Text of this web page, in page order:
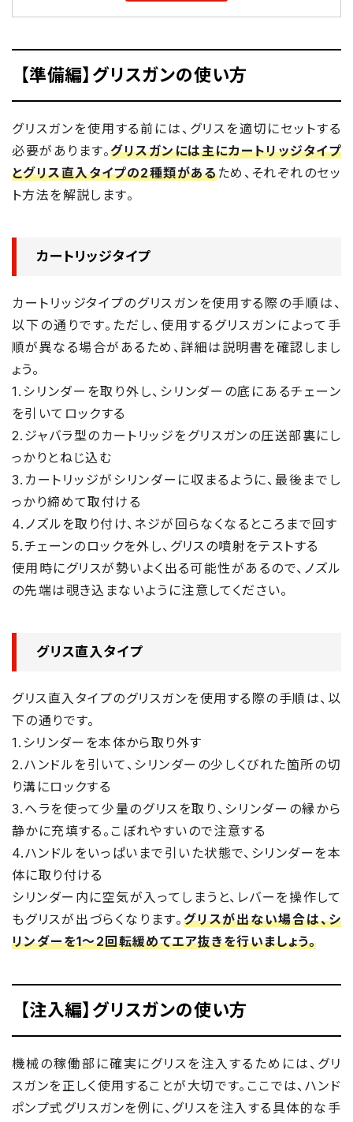
【準備編】グリスガンの使い方
グリスガンを使用する前には、グリスを適切にセットする
必要があります。グリスガンには主にカートリッジタイプ
とグリス直入タイプの2種類があるため、それぞれのセッ
ト方法を解説します。
カートリッジタイプ
カートリッジタイプのグリスガンを使用する際の手順は、
以下の通りです。ただし、使用するグリスガンによって手
順が異なる場合があるため、詳細は説明書を確認しまし
ょう。
1.シリンダーを取り外し、シリンダーの底にあるチェーン
を引いてロックする
2.ジャバラ型のカートリッジをグリスガンの圧送部裏にし
っかりとねじ込む
3.カートリッジがシリンダーに収まるように、最後までし
っかり締めて取付ける
4.ノズルを取り付け、ネジが回らなくなるところまで回す
5.チェーンのロックを外し、グリスの噴射をテストする
使用時にグリスが勢いよく出る可能性があるので、ノズル
の先端は覗き込まないように注意してください。
グリス直入タイプ
グリス直入タイプのグリスガンを使用する際の手順は、以
下の通りです。
1.シリンダーを本体から取り外す
2.ハンドルを引いて、シリンダーの少しくびれた箇所の切
り溝にロックする
3.ヘラを使って少量のグリスを取り、シリンダーの縁から
静かに充填する。こぼれやすいので注意する
4.ハンドルをいっぱいまで引いた状態で、シリンダーを本
体に取り付ける
シリンダー内に空気が入ってしまうと、レバーを操作して
もグリスが出づらくなります。 グリスが出ない場合は、シ
リンダーを1～2回転緩めてエア抜きを行いましょう。
【注入編】グリスガンの使い方
機械の稼働部に確実にグリスを注入するためには、グリ
スガンを正しく使用することが大切です。ここでは、ハンド
ポンプ式グリスガンを例に、グリスを注入する具体的な手